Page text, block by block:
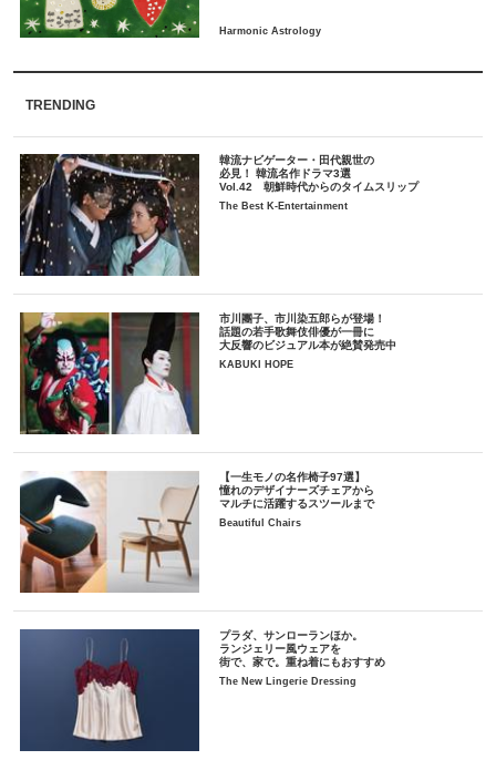
TRENDING
韓流ナビゲーター・田代親世の
必見！ 韓流名作ドラマ3選
Vol.42 朝鮮時代からのタイムスリップ
The Best K-Entertainment
市川團子、市川染五郎らが登場！
話題の若手歌舞伎俳優が一冊に
大反響のビジュアル本が絶賛発売中
KABUKI HOPE
【一生モノの名作椅子97選】
憧れのデザイナーズチェアから
マルチに活躍するスツールまで
Beautiful Chairs
プラダ、サンローランほか。
ランジェリー風ウェアを
街で、家で。重ね着にもおすすめ
The New Lingerie Dressing